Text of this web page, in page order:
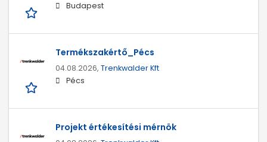
Budapest
Termékszakértő_Pécs
04.08.2026, Trenkwalder Kft
Pécs
Projekt értékesítési mérnök